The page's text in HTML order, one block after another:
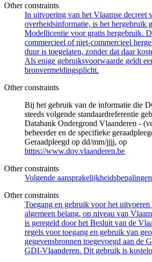
Other constraints
In uitvoering van het Vlaamse decreet
overheidsinformatie, is het hergebruik
Modellicentie voor gratis hergebruik.
commercieel of niet-commercieel
duur is toegelaten, zonder dat daar
Als enige gebruiksvoorwaarde geldt
bronvermeldingsplicht.
Other constraints
Bij het gebruik van de informatie die
steeds volgende standaardreferentie
Databank Ondergrond Vlaanderen -
beheerder en de specifieke
Geraadpleegd op dd/mm/jjjj, op
https://www.dov.vlaanderen.be
Other constraints
Volgende
Other constraints
Toegang en gebruik voor het uitvoeren
algemeen belang, op niveau van
is geregeld door het Besluit van de
regels voor toegang en gebruik van
gegevensbronnen toegevoegd aan de
GDI-Vlaanderen. Dit gebruik is